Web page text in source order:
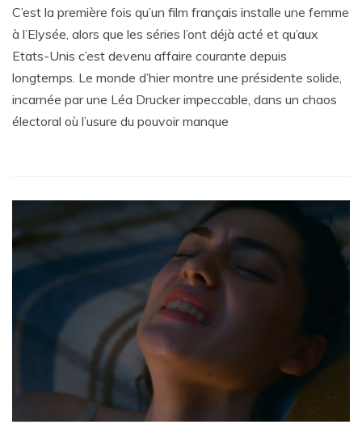
C’est la première fois qu’un film français installe une femme
à l’Elysée, alors que les séries l’ont déjà acté et qu’aux
Etats-Unis c’est devenu affaire courante depuis
longtemps. Le monde d’hier montre une présidente solide,
incarnée par une Léa Drucker impeccable, dans un chaos
électoral où l’usure du pouvoir manque